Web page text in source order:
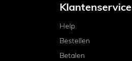
Klantenservice
Help
Bestellen
Betalen